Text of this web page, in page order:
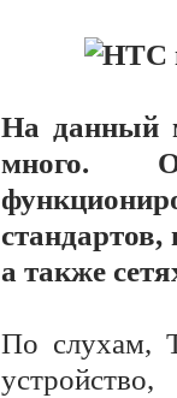
На данный
много.
а также
По слухам,